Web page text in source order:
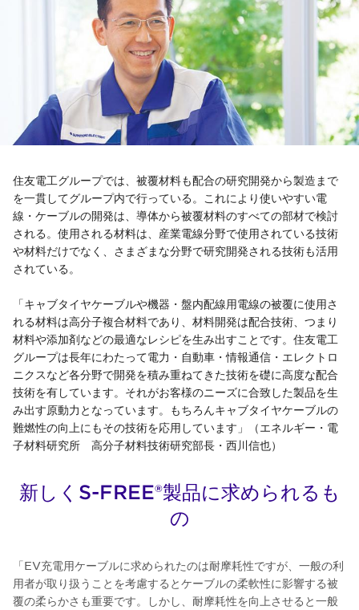
住友電工グループでは、被覆材料も配合の研究開発から製造まで
を一貫してグループ内で行っている。これにより使いやすい電
線・ケーブルの開発は、導体から被覆材料のすべての部材で検討
される。使用される材料は、産業電線分野で使用されている技術
や材料だけでなく、さまざまな分野で研究開発される技術も活用
されている。
「キャブタイヤケーブルや機器・盤内配線用電線の被覆に使用さ
れる材料は高分子複合材料であり、材料開発は配合技術、つまり
材料や添加剤などの最適なレシピを生み出すことです。住友電工
グループは長年にわたって電力・自動車・情報通信・エレクトロ
ニクスなど各分野で開発を積み重ねてきた技術を礎に高度な配合
技術を有しています。それがお客様のニーズに合致した製品を生
み出す原動力となっています。もちろんキャブタイヤケーブルの
難燃性の向上にもその技術を応用しています」（エネルギー・電
子材料研究所 高分子材料技術研究部長・西川信也）
新しくS-FREE®製品に求められるも
の
「EV充電用ケーブルに求められたのは耐摩耗性ですが、一般の利
用者が取り扱うことを考慮するとケーブルの柔軟性に影響する被
覆の柔らかさも重要です。しかし、耐摩耗性を向上させると一般